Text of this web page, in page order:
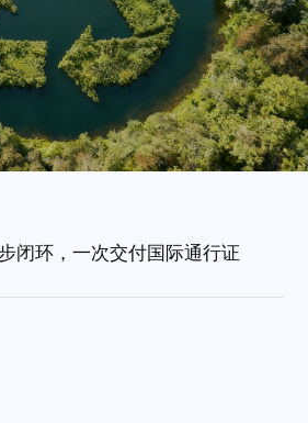
闭环，一次交付国际通行证